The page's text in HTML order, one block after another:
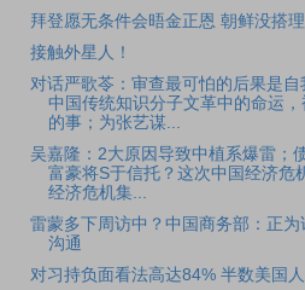
拜登愿无条件会晤金正恩 朝鲜没搭理
接触外星人！
对话严歌苓：审查最可怕的后果是自
中国传统知识分子文革中的命运
的事；为张艺谋...
吴嘉隆：2大原因导致中植系爆雷；
富豪将S于信托？这次中国经济危
经济危机集...
雷蒙多下周访中？中国商务部：正为
沟通
对习持负面看法高达84% 半数美国